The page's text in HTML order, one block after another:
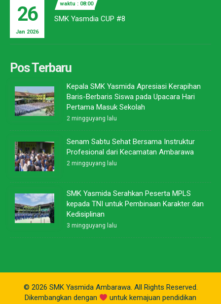
26
Jan 2026
waktu : 08:00
SMK Yasmdia CUP #8
Pos Terbaru
Kepala SMK Yasmida Apresiasi Kerapihan
Baris-Berbaris Siswa pada Upacara Hari
Pertama Masuk Sekolah
2 mingguyang lalu
Senam Sabtu Sehat Bersama Instruktur
Profesional dari Kecamatan Ambarawa
2 mingguyang lalu
SMK Yasmida Serahkan Peserta MPLS
kepada TNI untuk Pembinaan Karakter dan
Kedisiplinan
3 mingguyang lalu
© 2026 SMK Yasmida Ambarawa. All Rights Reserved.
Dikembangkan dengan
untuk kemajuan pendidikan